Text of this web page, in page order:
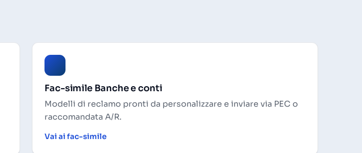
Fac-simile Banche e conti
Modelli di reclamo pronti da personalizzare e inviare via PEC o
raccomandata A/R.
Vai ai fac-simile